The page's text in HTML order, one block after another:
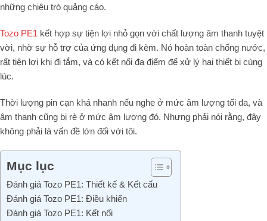
những chiêu trò quảng cáo.
Tozo PE1 kết hợp sự tiện lợi nhỏ gọn với chất lượng âm thanh tuyệt
vời, nhờ sự hỗ trợ của ứng dụng đi kèm. Nó hoàn toàn chống nước,
rất tiện lợi khi đi tắm, và có kết nối đa điểm để xử lý hai thiết bị cùng
lúc.
Thời lượng pin cạn khá nhanh nếu nghe ở mức âm lượng tối đa, và
âm thanh cũng bị rè ở mức âm lượng đó. Nhưng phải nói rằng, đây
không phải là vấn đề lớn đối với tôi.
Mục lục
Đánh giá Tozo PE1: Thiết kế & Kết cấu
Đánh giá Tozo PE1: Điều khiển
Đánh giá Tozo PE1: Kết nối